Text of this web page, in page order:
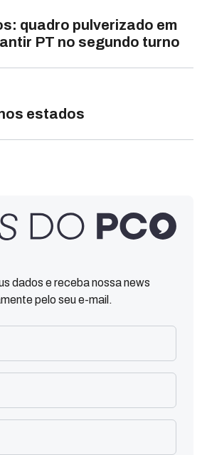
quadro pulverizado em
PT no segundo turno
estados
dados e receba nossa news
pelo seu e-mail.